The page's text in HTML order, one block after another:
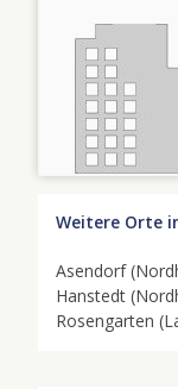
Weitere Orte
Asendorf
Hanstedt
Rosengarten